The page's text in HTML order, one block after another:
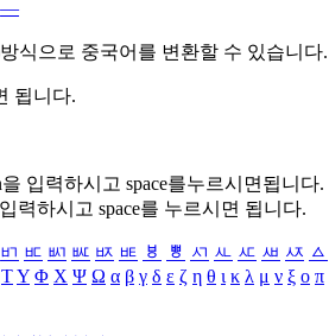
―
식으로 중국어를 변환할 수 있습니다.
됩니다.
을 입력하시고 space를누르시면됩니다.
력하시고 space를 누르시면 됩니다.
ㅲ ㅳ ㅴ ㅵ ㅶ ㅷ ㅸ ㅹ ㅺ ㅻ ㅼ ㅽ ㅾ ㅿ
ΤΥ Φ Χ Ψ Ω α β γ δ ε ζ η θ ι κ λ μ ν ξ ο π